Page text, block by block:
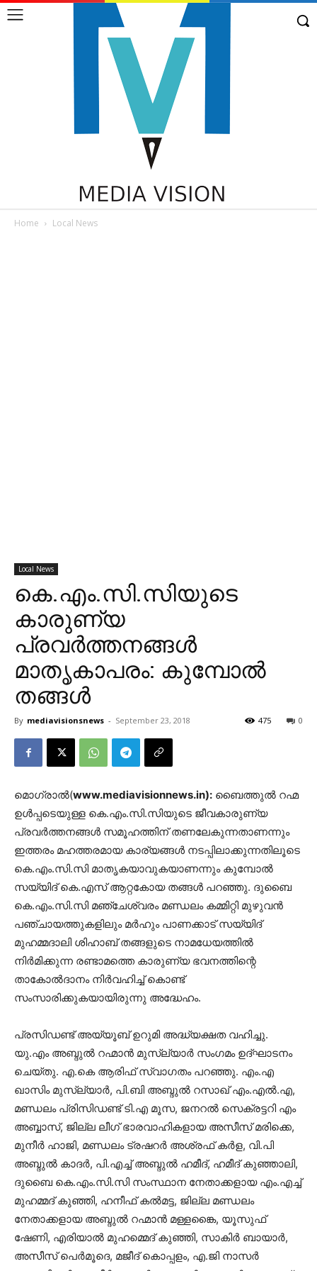
Home Local News
Local News
കെ.എം.സി.സിയുടെ
കാരുണ്യ
പ്രവർത്തനങ്ങൾ
മാതൃകാപരം: കുമ്പോൽ
തങ്ങൾ
By mediavisionsnews - September 23, 2018 0
475
മൊഗ്രാൽ(www.mediavisionnews.in): ബൈത്തുൽ റഹ്മ
ഉൾപ്പടെയുള്ള കെ.എം.സി.സിയുടെ ജീവകാരുണ്യ
പ്രവർത്തനങ്ങൾ സമൂഹത്തിന് തണലേകുന്നതാണന്നും
ഇത്തരം മഹത്തരമായ കാര്യങ്ങൾ നടപ്പിലാക്കുന്നതിലൂടെ
കെ.എം.സി.സി മാതൃകയാവുകയാണന്നും കുമ്പോൽ
സയ്യിദ് കെ.എസ് ആറ്റകോയ തങ്ങൾ പറഞ്ഞു. ദുബൈ
കെ.എം.സി.സി മഞ്ചേശ്വരം മണ്ഡലം കമ്മിറ്റി മുഴുവൻ
പഞ്ചായത്തുകളിലും മർഹും പാണക്കാട് സയ്യിദ്
മുഹമ്മദാലി ശിഹാബ് തങ്ങളുടെ നാമധേയത്തിൽ
നിർമിക്കുന്ന രണ്ടാമത്തെ കാരുണ്യ ഭവനത്തിന്റെ
താകോൽദാനം നിർവഹിച്ച് കൊണ്ട്
സംസാരിക്കുകയായിരുന്നു അദ്ധേഹം.
പ്രസിഡണ്ട് അയ്യൂബ് ഉറുമി അദ്ധ്യക്ഷത വഹിച്ചു.
യു.എം അബ്ദുൽ റഹ്മാൻ മുസ്ല്യാർ സംഗമം ഉദ്ഘാടനം
ചെയ്തു. എ.കെ ആരിഫ് സ്വാഗതം പറഞ്ഞു. എം.എ
ഖാസിം മുസ്ല്യാർ, പി.ബി അബ്ദുൽ റസാഖ് എം.എൽ.എ,
മണ്ഡലം പ്രിസിഡണ്ട് ടി.എ മൂസ, ജനറൽ സെക്രട്ടറി എം
അബ്ബാസ്, ജില്ല ലീഗ് ഭാരവാഹികളായ അസീസ് മരിക്കെ,
മുനീർ ഹാജി, മണ്ഡലം ട്രഷറർ അശ്രഫ് കർള, വി.പി
അബ്ദുൽ കാദർ, പി.എച്ച് അബ്ദുൽ ഹമീദ്, ഹമീദ് കുഞ്ഞാലി,
ദുബൈ കെ.എം.സി.സി സംസ്ഥാന നേതാക്കളായ എം.എച്ച്
മുഹമ്മദ് കുഞ്ഞി, ഹനീഫ് കൽമട്ട, ജില്ല മണ്ഡലം
നേതാക്കളായ അബ്ദുൽ റഹ്മാൻ മള്ളങ്കൈ, യൂസുഫ്
ഷേണി, എരിയാൽ മുഹമ്മെദ് കുഞ്ഞി, സാകിർ ബായാർ,
അസീസ് പെർമൂദെ, മജീദ് കൊപ്പളം, എ.ജി നാസർ